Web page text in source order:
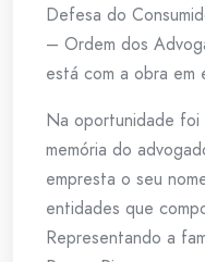
Defesa do
– Ordem dos
está com a obra em
Na oportunidade foi
memória do
empresta o seu
entidades que
Representando a